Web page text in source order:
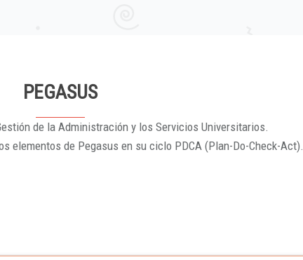
PEGASUS
de la Administración y los Servicios Universitarios.
elementos de Pegasus en su ciclo PDCA (Plan-Do-Check-Act).